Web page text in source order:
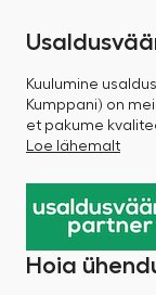
Kuulumine
Kumppani) on
et pakume
Loe lähemalt
Hoia